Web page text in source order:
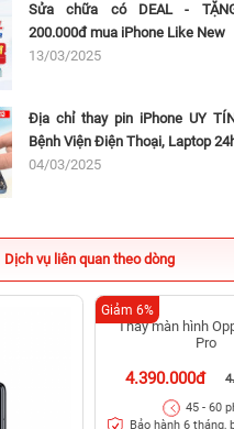
Sửa chữa có DEAL -
200.000đ mua iPhone Like New
13/03/2025
Địa chỉ thay pin iPhone UY
Bệnh Viện Điện Thoại, Laptop
04/03/2025
Dịch vụ liên quan theo dòng
Giảm 6%